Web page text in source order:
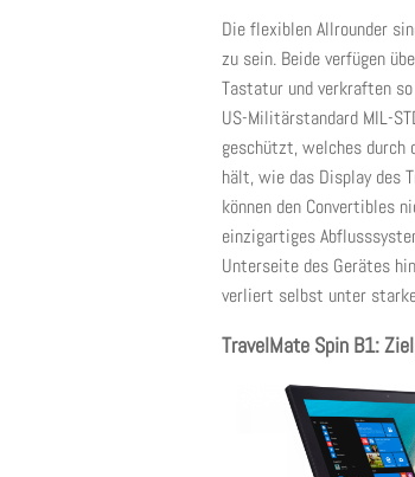
Die flexiblen Allrounder
zu sein. Beide verfügen
Tastatur und verkraften
US-Militärstandard MIL-
geschützt, welches
hält, wie das Display des
können den Convertibles
einzigartiges
Unterseite des Gerätes
verliert selbst unter
TravelMate Spin B1: